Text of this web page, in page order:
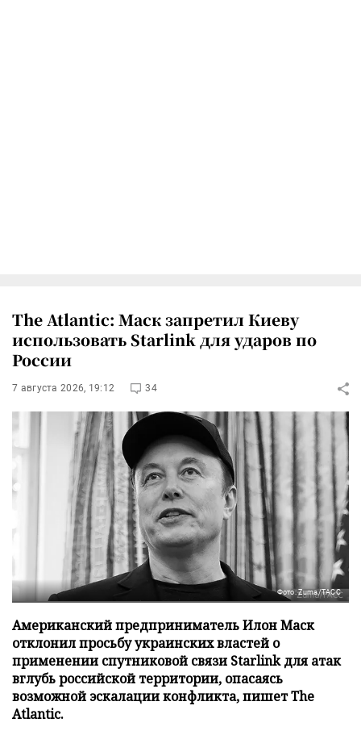
The Atlantic: Маск запретил Киеву
использовать Starlink для ударов по
России
7 августа 2026, 19:12 34
Фото: Zuma/ТАСС
Американский предприниматель Илон Маск
отклонил просьбу украинских властей о
применении спутниковой связи Starlink для атак
вглубь российской территории, опасаясь
возможной эскалации конфликта, пишет The
Atlantic.